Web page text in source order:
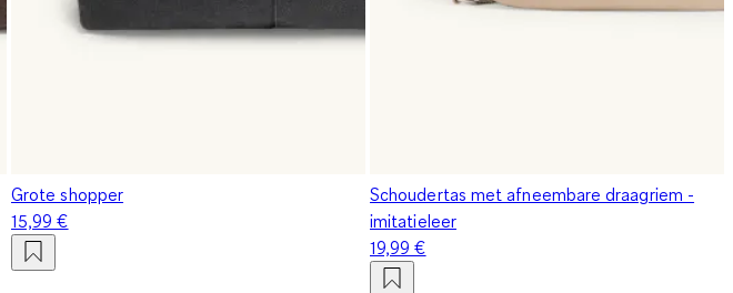
Grote shopper
15,99 €
Schoudertas met afneembare draagriem -
imitatieleer
19,99 €